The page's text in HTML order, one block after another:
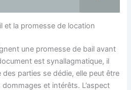
et la promesse de location
une promesse de bail avant
est synallagmatique, il
des parties se dédie, elle peut être
et intérêts. L’aspect